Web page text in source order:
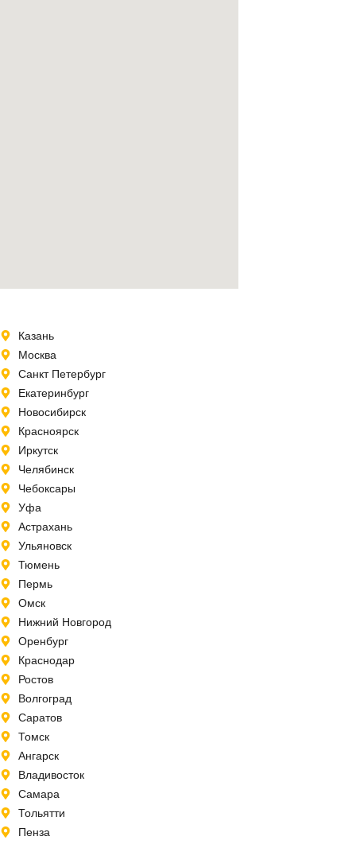
Казань
Москва
Санкт Петербург
Екатеринбург
Новосибирск
Красноярск
Иркутск
Челябинск
Чебоксары
Уфа
Астрахань
Ульяновск
Тюмень
Пермь
Омск
Нижний Новгород
Оренбург
Краснодар
Ростов
Волгоград
Саратов
Томск
Ангарск
Владивосток
Самара
Тольятти
Пенза